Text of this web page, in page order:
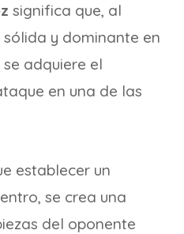
significa que, al
y dominante en
adquiere el
en una de las
establecer un
se crea una
del oponente